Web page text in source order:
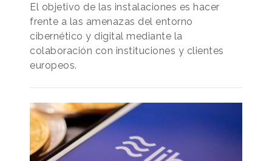
El objetivo de las instalaciones es hacer
frente a las amenazas del entorno
cibernético y digital mediante la
colaboración con instituciones y clientes
europeos.